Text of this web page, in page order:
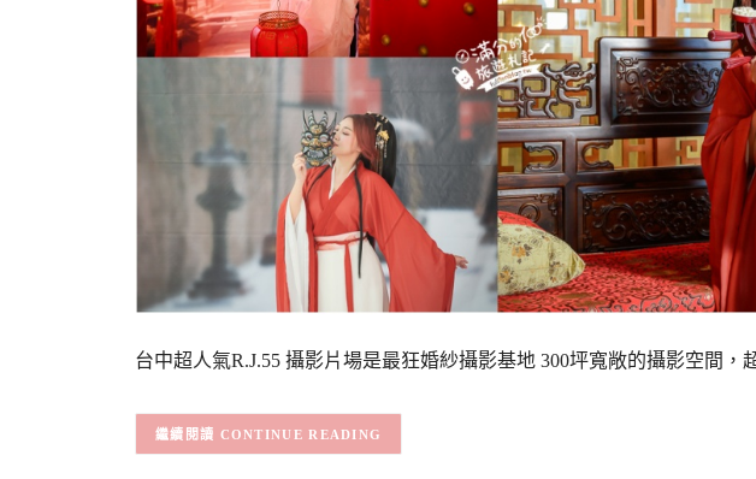
台中超人氣R.J.55 攝影片場是最狂婚紗攝影基地 300坪寬敞的攝影空間
CONTINUE READING